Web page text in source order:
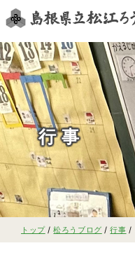
このページの本文へ
行事
現
在
トップ/松ろうブログ /行事 /